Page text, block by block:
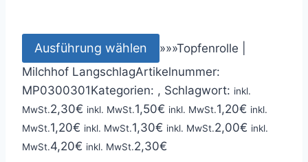
Ausführung wählen »»»Topfenrolle |
Milchhof LangschlagArtikelnummer:
MP0300301Kategorien: , Schlagwort: inkl.
MwSt.2,30€ inkl. MwSt.1,50€ inkl. MwSt.1,20€ inkl.
MwSt.1,20€ inkl. MwSt.1,30€ inkl. MwSt.2,00€ inkl.
MwSt.4,20€ inkl. MwSt.2,30€